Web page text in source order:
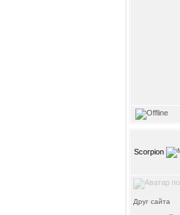
Scorpion
Друг сайта